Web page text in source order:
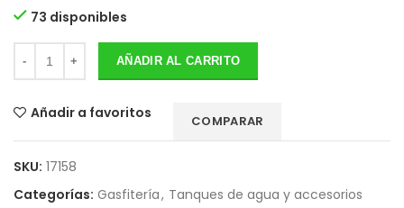
73 disponibles
AÑADIR AL CARRITO
Añadir a favoritos COMPARAR
SKU: 17158
Categorías: Gasfitería, Tanques de agua y accesorios